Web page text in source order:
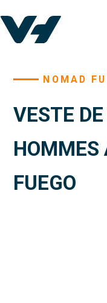
NOMAD
VESTE
HOMMES
FUEGO